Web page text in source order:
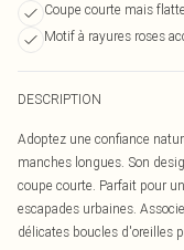
Coupe courte mais
Motif à rayures roses
DESCRIPTION
Adoptez une confiance
manches longues. Son
coupe courte. Parfait pour
escapades urbaines.
délicates boucles d'oreilles